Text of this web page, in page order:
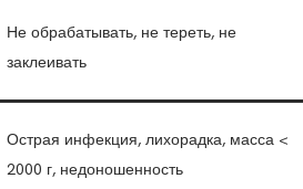
Не обрабатывать, не тереть, не
заклеивать
Острая инфекция, лихорадка, масса <
2000 г, недоношенность